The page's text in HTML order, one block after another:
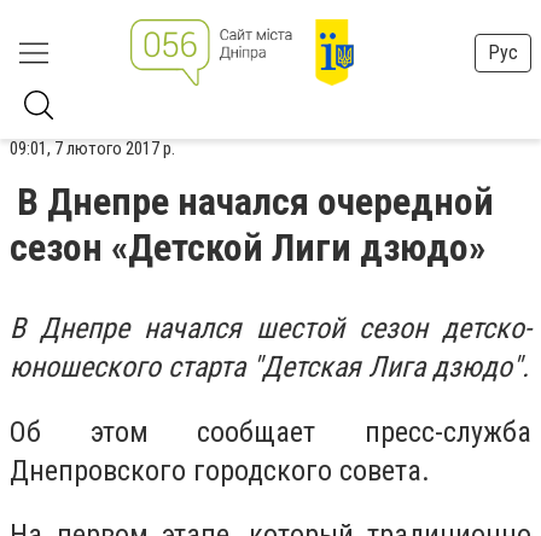
Рус
09:01, 7 лютого 2017 р.
В Днепре начался очередной
сезон «Детской Лиги дзюдо»
В Днепре начался шестой сезон детско-
юношеского старта "Детская Лига дзюдо".
Об этом сообщает пресс-служба
Днепровского городского совета.